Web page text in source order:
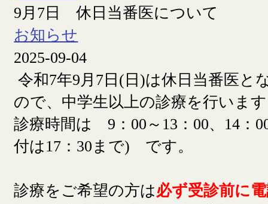
9月7日 休日当番医について
お知らせ
2025-09-04
令和7年9月7日(日)は休日当番医と
ので、中学生以上の診療を行います
診療時間は 9：00～13：00、14：
付は17：30まで) です。
診療をご希望の方は必ず受診前に